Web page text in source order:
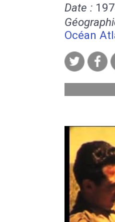
Date :
Océan